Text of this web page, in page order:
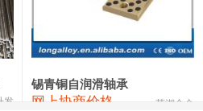
24,200
39,300 0
发
锡青铜自润滑轴承
网上协商价格 芜湖合金